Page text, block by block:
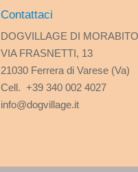
Contattaci
DOGVILLAGE DI
VIA FRASNETTI, 13
21030 Ferrera di Varese (Va)
Cell. +39 340 002 4027
info@dogvillage.it